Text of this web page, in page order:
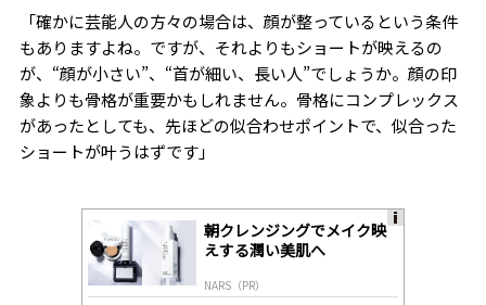
「確かに芸能人の方々の場合は、顔が整っているという条件
もありますよね。ですが、それよりもショートが映えるの
が、“顔が小さい”、“首が細い、長い人”でしょうか。顔の印
象よりも骨格が重要かもしれません。骨格にコンプレックス
があったとしても、先ほどの似合わせポイントで、似合った
ショートが叶うはずです」
朝クレンジングでメイク映
えする潤い美肌へ
NARS（PR）